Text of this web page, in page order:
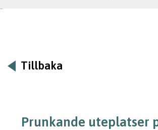
Tillbaka
Prunkande uteplatser